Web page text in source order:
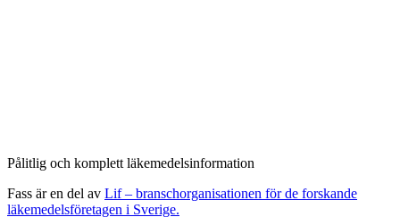
Pålitlig och komplett läkemedelsinformation
Fass är en del av Lif – branschorganisationen för de forskande
läkemedelsföretagen i Sverige.